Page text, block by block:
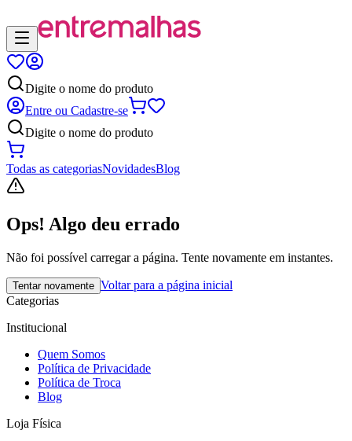
Digite o nome do produto
Entre ou Cadastre-se
Digite o nome do produto
Todas as categoriasNovidadesBlog
Ops! Algo deu errado
Não foi possível carregar a página. Tente novamente em instantes.
Tentar novamente Voltar para a página inicial
Categorias
Institucional
Quem Somos
Política de Privacidade
Política de Troca
Blog
Loja Física